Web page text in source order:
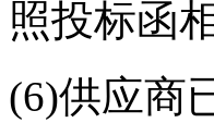
照投标函
(6)供应商